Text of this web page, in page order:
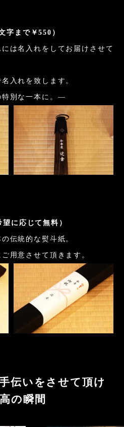
字まで￥550）
は名入れをしてお届けさせて
入れを致します。
別な一本に。―
に応じて無料）
伝統的な熨斗紙。
用意させて頂きます。
伝いをさせて頂け
の瞬間